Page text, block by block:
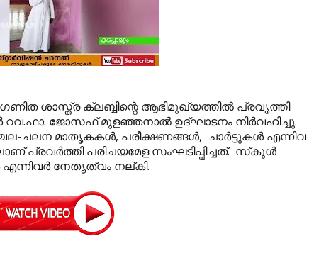
ഗണിത ശാസ്ത്ര ക്ലബ്ബിന്റെ ആഭിമുഖ്യത്തില്‍ പ്രവൃത്തി
റവ.ഫാ. ജോസഫ് മുളഞ്ഞനാല്‍ ഉദ്ഘാടനം നിര്‍വഹിച്ചു.
ചലന മാതൃകകള്‍, പരീക്ഷണങ്ങള്‍, ചാര്‍ട്ടുകള്‍ എന്നിവ
പ്രവര്‍ത്തി പരിചയമേള സംഘടിപ്പിച്ചത്. സ്‌കൂള്‍
നേതൃത്വം നല്കി.